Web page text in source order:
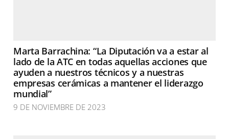
Marta Barrachina: “La Diputación va a estar al
lado de la ATC en todas aquellas acciones que
ayuden a nuestros técnicos y a nuestras
empresas cerámicas a mantener el liderazgo
mundial”
9 DE NOVIEMBRE DE 2023